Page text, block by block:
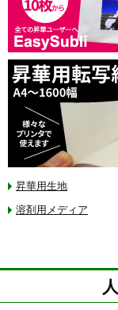
昇華用生地
溶剤用メディア